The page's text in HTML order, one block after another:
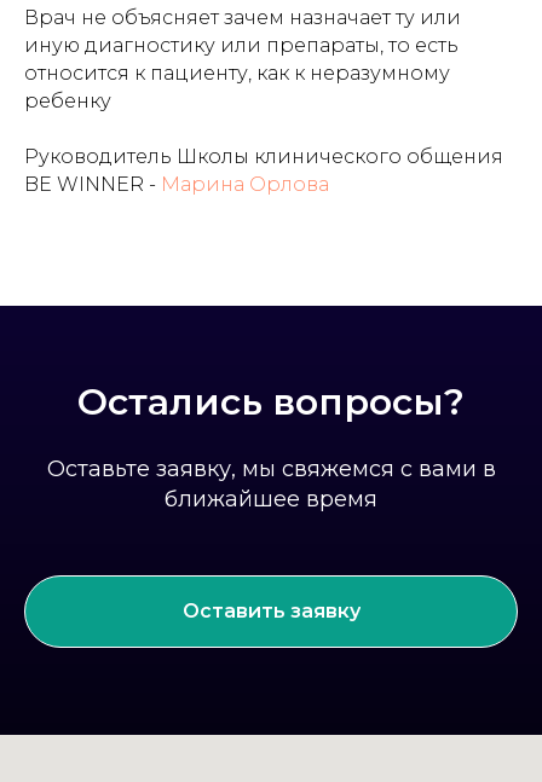
Врач не объясняет зачем назначает ту или
иную диагностику или препараты, то есть
относится к пациенту, как к неразумному
ребенку
Руководитель Школы клинического общения
BE WINNER - Марина Орлова
Остались вопросы?
Оставьте заявку, мы свяжемся с вами в
ближайшее время
Оставить заявку